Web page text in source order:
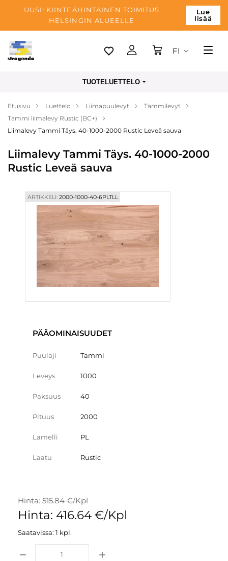
UUSI! KIINTEÄHINTAINEN TOIMITUS
HELSINGIN ALUEELLE
Lue
lisää
Tallinn
Maksu
Yrityksen
Blogi
Yhteystiedot
FI
TUOTELUETTELO
Etusivu Luettelo Liimapuulevyt
Tammilevyt
Tammi liimalevy Rustic (BC+)
Liimalevy Tammi Täys. 40-1000-2000 Rustic Leveä sauva
Liimalevy Tammi Täys. 40-1000-2000
Rustic Leveä sauva
ARTIKKELI:2000-1000-40-6PLTLL
PÄÄOMINAISUUDET
Puulaji Tammi
Leveys 1000
Paksuus 40
Pituus 2000
Lamelli PL
Laatu Rustic
Hinta: 515.84 €/Kpl
Hinta: 416.64 €/Kpl
Saatavissa: 1 kpl.